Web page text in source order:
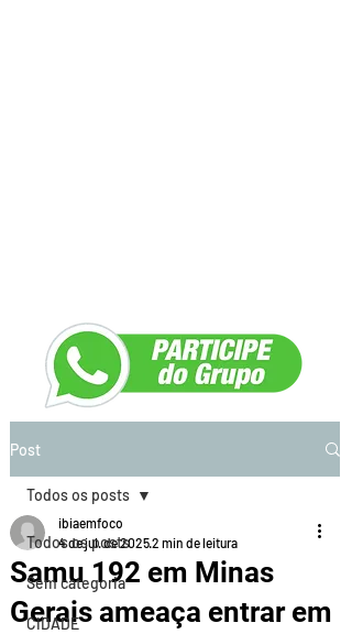
Post
Todos os posts
Sem categoria
CIDADE
Todos os posts
Samu 192 em Minas
Gerais ameaça entrar em
ibiaemfoco
4 de jul. de 20252 min de leitura